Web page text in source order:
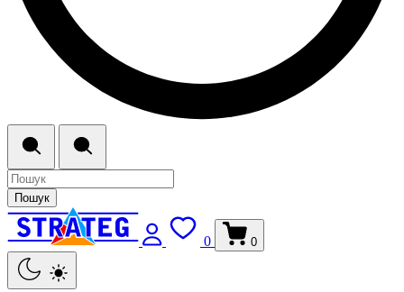
Пошук
0 0